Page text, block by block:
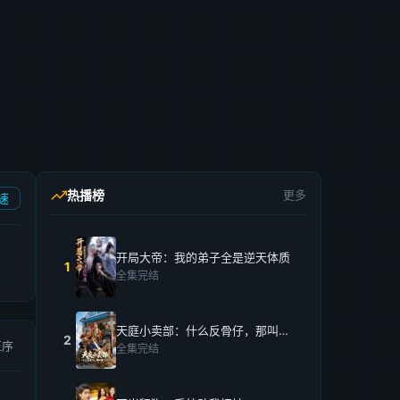
热播榜 更多
1
开局大帝：我的弟子全是逆天体质
全集完结
2
天庭小卖部：什么反骨仔，那叫打工仔！
全集完结